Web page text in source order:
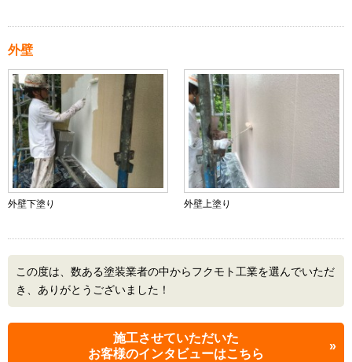
外壁
外壁下塗り 外壁上塗り
この度は、数ある塗装業者の中からフクモト工業を選んでいただ
き、ありがとうございました！
施工させていただいた
お客様のインタビューはこちら